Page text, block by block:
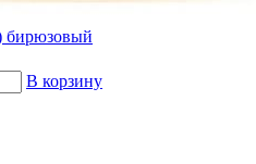
бирюзовый
В корзину